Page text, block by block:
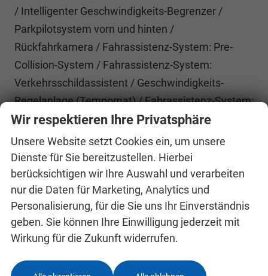
/ Intelligenter Geschwindigkeits-Begrenzer /
Parkpilotsystem vorn und hinten /
Rückfahrkamera / Fahrassistenz-System: Pre-
Collision-System / Fahrassistenz-System:
Verkehrsschildassistent / Geschwindigkeits-
Regelanlage (Tempomat) / Fahrassistenz-System:
Müdigkeits-Warner / Fahrassistenz-System:
Spurhalteassistent), Fenster im Lade-/FG-Raum: -
feststehend, 2.Reihe links, Fenster im Lade-/FG-
Raum: - feststehend, 2.Reihe rechts, Fenster im
Lade-/FG-Raum: - feststehend, 3.Reihe links,
Fenster im Lade-/FG-Raum: - feststehend, 3.Reihe
rechts, Heckscheibe heizbar, Karosserie/Aufbau:
Kombi Standard, Laderaumleuchte LED, Motor 2,0
Ltr. - 100 kW EcoBlue KAT, Radstand 3500 mm,
Wir respektieren Ihre Privatsphäre
Unsere Website setzt Cookies ein, um unsere
Dienste für Sie bereitzustellen. Hierbei
berücksichtigen wir Ihre Auswahl und verarbeiten
nur die Daten für Marketing, Analytics und
Personalisierung, für die Sie uns Ihr Einverständnis
geben. Sie können Ihre Einwilligung jederzeit mit
Wirkung für die Zukunft widerrufen.